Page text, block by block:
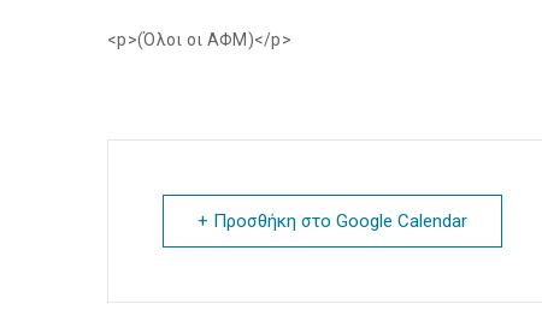
<p>(Όλοι οι ΑΦΜ)</p>
+ Προσθήκη στο Google Calendar